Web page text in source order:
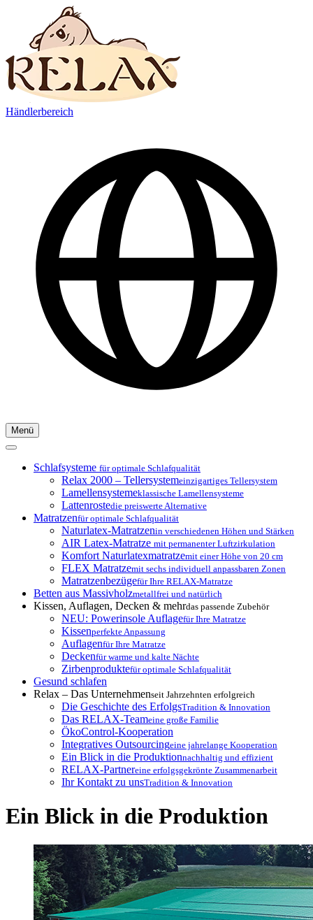
Händlerbereich
Menü
Schlafsysteme für optimale Schlafqualität
Relax 2000 – Tellersystemeinzigartiges Tellersystem
Lamellensystemeklassische Lamellensysteme
Lattenrostedie preiswerte Alternative
Matratzenfür optimale Schlafqualität
Naturlatex-Matratzenin verschiedenen Höhen und Stärken
AIR Latex-Matratze mit permanenter Luftzirkulation
Komfort Naturlatexmatratzemit einer Höhe von 20 cm
FLEX Matratzemit sechs individuell anpassbaren Zonen
Matratzenbezügefür Ihre RELAX-Matratze
Betten aus Massivholzmetallfrei und natürlich
Kissen, Auflagen, Decken & mehrdas passende Zubehör
NEU: Powerinsole Auflagefür Ihre Matratze
Kissenperfekte Anpassung
Auflagenfür Ihre Matratze
Deckenfür warme und kalte Nächte
Zirbenproduktefür optimale Schlafqualität
Gesund schlafen
Relax – Das Unternehmenseit Jahrzehnten erfolgreich
Die Geschichte des ErfolgsTradition & Innovation
Das RELAX-Teameine große Familie
ÖkoControl-Kooperation
Integratives Outsourcingeine jahrelange Kooperation
Ein Blick in die Produktionnachhaltig und effizient
RELAX-Partnereine erfolgsgekrönte Zusammenarbeit
Ihr Kontakt zu unsTradition & Innovation
Ein Blick in die Produktion